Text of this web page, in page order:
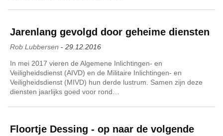
Jarenlang gevolgd door geheime diensten
Rob Lubbersen - 29.12.2016
In mei 2017 vieren de Algemene Inlichtingen- en
Veiligheidsdienst (AIVD) en de Militaire Inlichtingen- en
Veiligheidsdienst (MIVD) hun derde lustrum. Samen zijn deze
diensten jaarlijks goed voor rond…
Floortje Dessing - op naar de volgende